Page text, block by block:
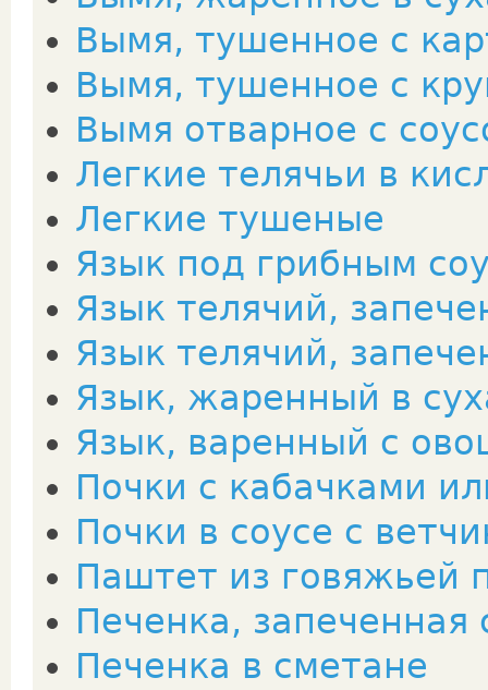
Вымя, тушенное с
Вымя, тушенное с
Вымя отварное с
Легкие телячьи в
Легкие тушеные
Язык под грибным
Язык телячий,
Язык телячий,
Язык, жаренный в
Язык, варенный с
Почки с кабачками
Почки в соусе с
Паштет из говяжьей
Печенка, запеченная
Печенка в сметане